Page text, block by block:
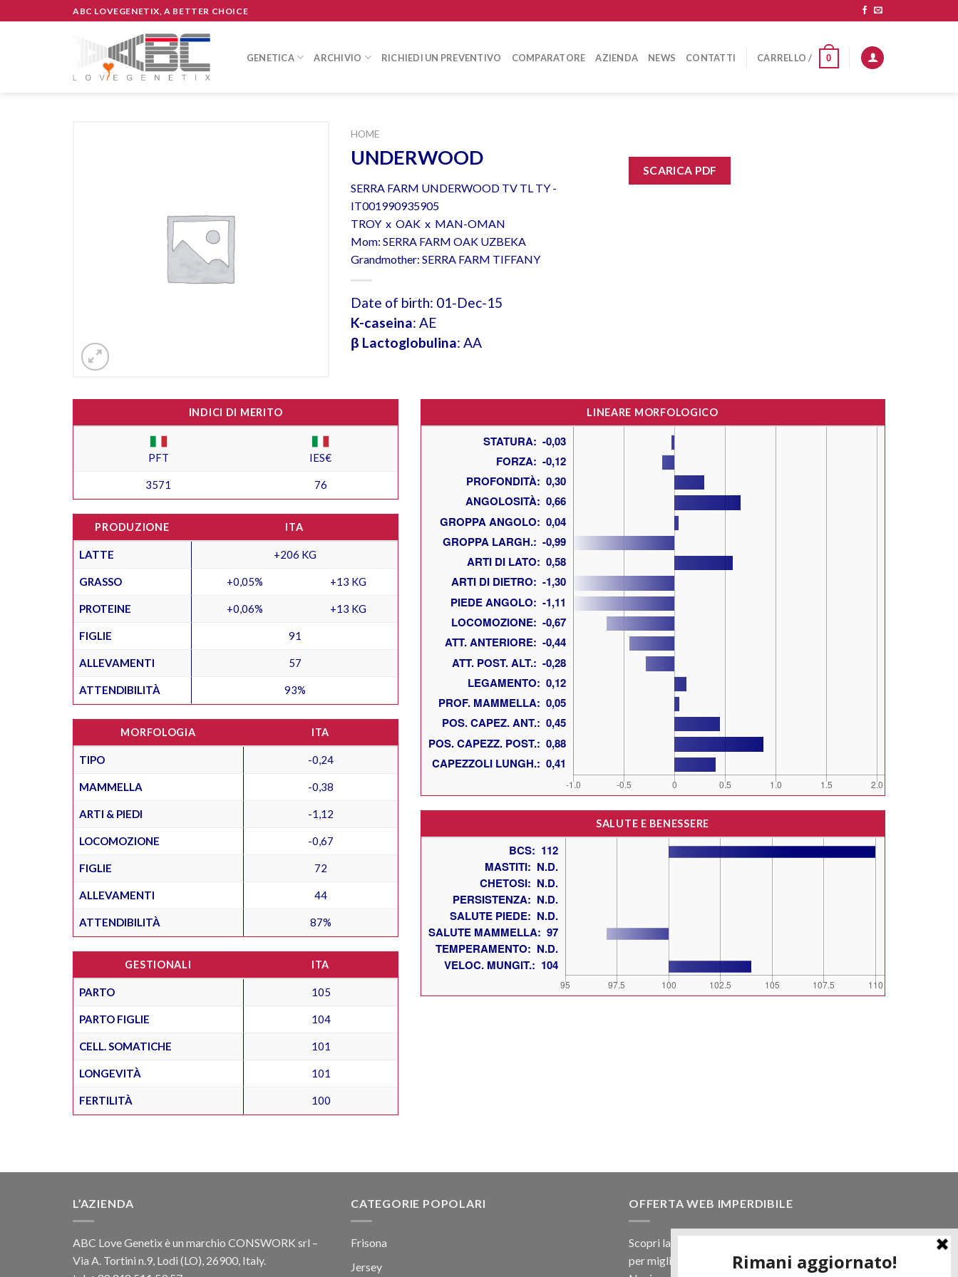
to
ABC LOVEGENETIX, A BETTER CHOICE
GENETICA ARCHIVIO RICHIEDI UN PREVENTIVO COMPARATORE AZIENDA NEWS CONTATTI CARRELLO / 0
HOME
UNDERWOOD
SERRA FARM UNDERWOOD TV TL TY -
IT001990935905
TROY x OAK x MAN-OMAN
Mom: SERRA FARM OAK UZBEKA
Grandmother: SERRA FARM TIFFANY
Date of birth: 01-Dec-15
K-caseina: AE
β Lactoglobulina: AA
SCARICA PDF
INDICI DI MERITO
PFT IES€
3571 76
PRODUZIONE ITA
LATTE +206 KG
GRASSO +0,05% +13 KG
PROTEINE +0,06% +13 KG
FIGLIE 91
ALLEVAMENTI 57
ATTENDIBILITÀ 93%
MORFOLOGIA ITA
TIPO -0,24
MAMMELLA -0,38
ARTI & PIEDI -1,12
LOCOMOZIONE -0,67
FIGLIE 72
ALLEVAMENTI 44
ATTENDIBILITÀ 87%
GESTIONALI ITA
PARTO 105
PARTO FIGLIE 104
CELL. SOMATICHE 101
LONGEVITÀ 101
FERTILITÀ 100
LINEARE MORFOLOGICO
SALUTE E BENESSERE
L’AZIENDA
ABC Love Genetix è un marchio CONSWORK srl –
Via A. Tortini n.9, Lodi (LO), 26900, Italy.
CATEGORIE POPOLARI
Frisona
Jersey
OFFERTA WEB IMPERDIBILE
Scopri la nostra offerta web! Un prezzo mai visto,
per migliaia di prodotti.